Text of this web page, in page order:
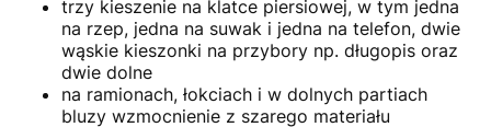
trzy kieszenie na klatce piersiowej, w tym jedna
na rzep, jedna na suwak i jedna na telefon, dwie
wąskie kieszonki na przybory np. długopis oraz
dwie dolne
na ramionach, łokciach i w dolnych partiach
bluzy wzmocnienie z szarego materiału